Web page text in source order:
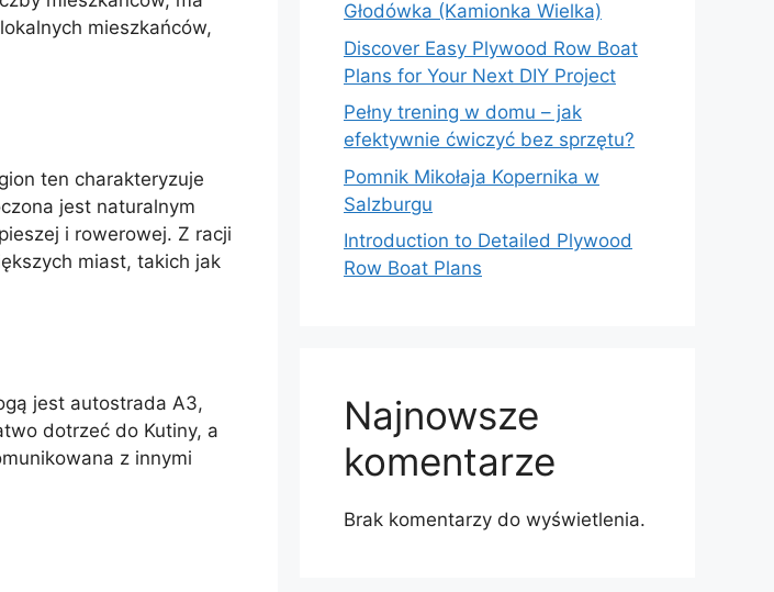
mieszkańców,
ten charakteryzuje
jest naturalnym
i rowerowej. Z racji
miast, takich jak
jest autostrada A3,
dotrzeć do Kutiny, a
z innymi
Głodówka (Kamionka Wielka)
Discover Easy Plywood Row Boat
Plans for Your Next DIY Project
Pełny trening w domu – jak
efektywnie ćwiczyć bez sprzętu?
Pomnik Mikołaja Kopernika w
Salzburgu
Introduction to Detailed Plywood
Row Boat Plans
Najnowsze
komentarze
Brak komentarzy do wyświetlenia.